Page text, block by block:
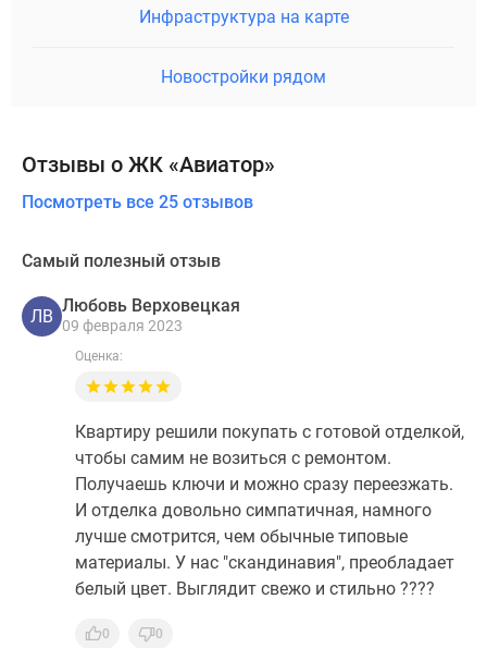
Инфраструктура на карте
Новостройки рядом
Отзывы о ЖК «Авиатор»
Посмотреть все 25 отзывов
Самый полезный отзыв
ЛВ
Любовь Верховецкая
09 февраля 2023
Оценка:
Квартиру решили покупать с готовой отделкой,
чтобы самим не возиться с ремонтом.
Получаешь ключи и можно сразу переезжать.
И отделка довольно симпатичная, намного
лучше смотрится, чем обычные типовые
материалы. У нас "скандинавия", преобладает
белый цвет. Выглядит свежо и стильно ????
0 0